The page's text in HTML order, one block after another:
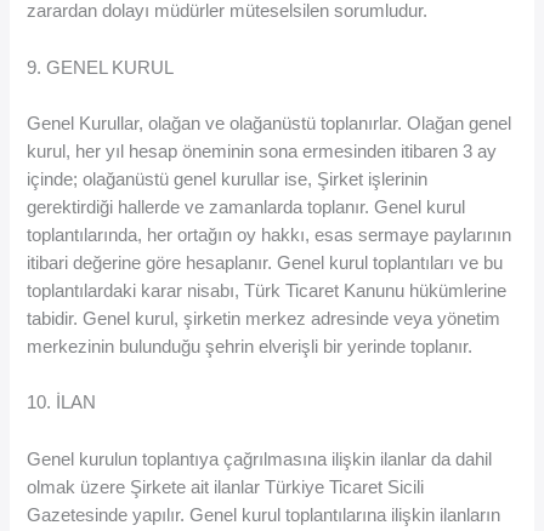
zarardan dolayı müdürler müteselsilen sorumludur.
9. GENEL KURUL
Genel Kurullar, olağan ve olağanüstü toplanırlar. Olağan genel
kurul, her yıl hesap öneminin sona ermesinden itibaren 3 ay
içinde; olağanüstü genel kurullar ise, Şirket işlerinin
gerektirdiği hallerde ve zamanlarda toplanır. Genel kurul
toplantılarında, her ortağın oy hakkı, esas sermaye paylarının
itibari değerine göre hesaplanır. Genel kurul toplantıları ve bu
toplantılardaki karar nisabı, Türk Ticaret Kanunu hükümlerine
tabidir. Genel kurul, şirketin merkez adresinde veya yönetim
merkezinin bulunduğu şehrin elverişli bir yerinde toplanır.
10. İLAN
Genel kurulun toplantıya çağrılmasına ilişkin ilanlar da dahil
olmak üzere Şirkete ait ilanlar Türkiye Ticaret Sicili
Gazetesinde yapılır. Genel kurul toplantılarına ilişkin ilanların